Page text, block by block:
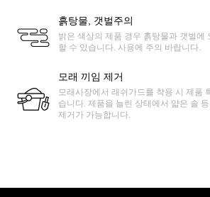
흙탕물, 갯벌주의
밝은 색상의 제품 경우 흙탕물과 갯벌에
할 수 있습니다. 사용에 주의 바랍니다.
모래 끼임 제거
모래사장에서 래쉬가드를 착용 시 제품
습니다. 제품을 늘린 상태에서 얇은 솔
제거가 가능합니다.